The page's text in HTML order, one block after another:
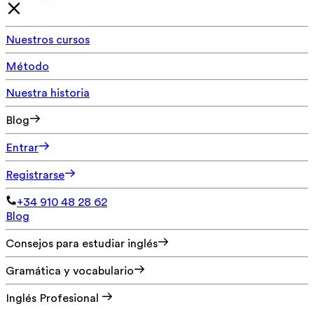
Nuestros cursos
Método
Nuestra historia
Blog
Entrar
Registrarse
+34 910 48 28 62
Blog
Consejos para estudiar inglés
Gramática y vocabulario
Inglés Profesional